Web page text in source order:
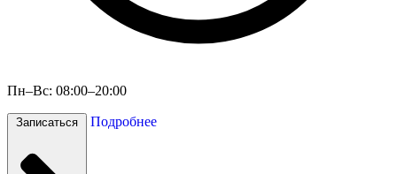
Пн–Вс: 08:00–20:00
Записаться Подробнее